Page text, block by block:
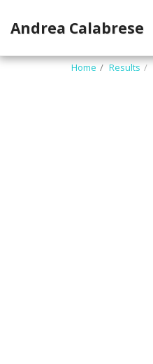
Andrea Calabrese
Home Results